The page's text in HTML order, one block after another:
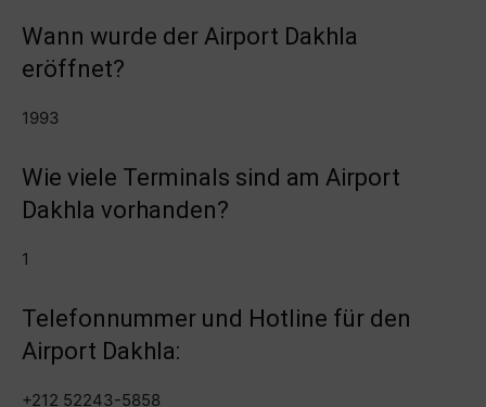
Wann wurde der Airport Dakhla
eröffnet?
1993
Wie viele Terminals sind am Airport
Dakhla vorhanden?
1
Telefonnummer und Hotline für den
Airport Dakhla:
+212 52243-5858